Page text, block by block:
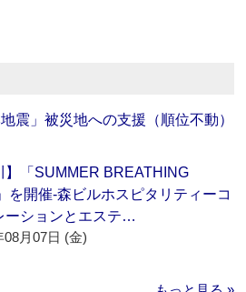
震」被災地への支援（順位不動）
】「SUMMER BREATHING
を開催‐森ビルホスピタリティーコ
ーションとエステ…
08月07日 (金)